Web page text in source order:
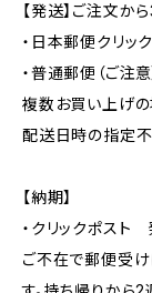
【発送】ご注文か
・日本郵便クリッ
・普通郵便（ご注
複数お買い上げ
配送日時の指定
【納期】
・クリックポス
ご不在で郵便受